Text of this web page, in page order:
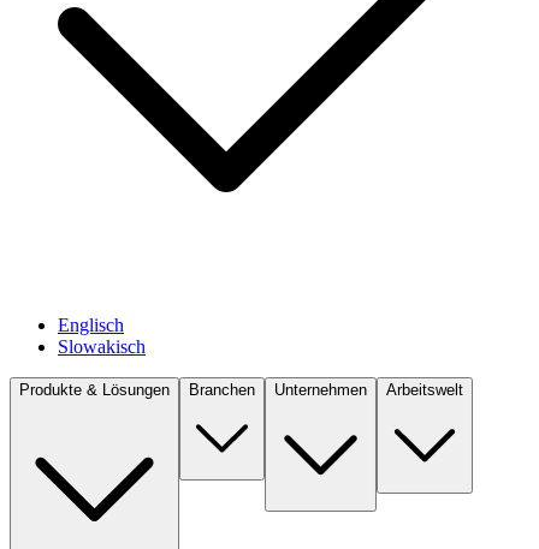
Englisch
Slowakisch
Produkte & Lösungen Branchen Unternehmen Arbeitswelt